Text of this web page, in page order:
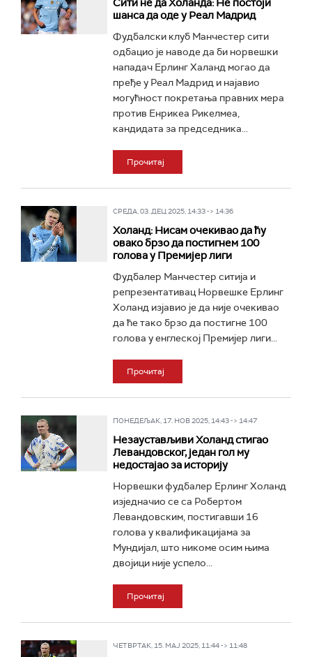
Сити не да Холанда: Не постоји
шанса да оде у Реал Мадрид
Фудбалски клуб Манчестер сити
одбацио је наводе да би норвешки
нападач Ерлинг Халанд могао да
пређе у Реал Мадрид и најавио
могућност покретања правних мера
против Енрикеа Рикелмеа,
кандидата за председника...
Прочитај
СРЕДА, 03. ДЕЦ 2025, 14:33 -> 14:36
Холанд: Нисам очекивао да ћу
овако брзо да постигнем 100
голова у Премијер лиги
Фудбалер Манчестер ситија и
репрезентативац Норвешке Ерлинг
Холанд изјавио је да није очекивао
да ће тако брзо да постигне 100
голова у енглеској Премијер лиги...
Прочитај
ПОНЕДЕЉАК, 17. НОВ 2025, 14:43 -> 14:47
Незаустављиви Холанд стигао
Левандовског, један гол му
недостајао за историју
Норвешки фудбалер Ерлинг Холанд
изједначио се са Робертом
Левандовским, постигавши 16
голова у квалификацијама за
Мундијал, што никоме осим њима
двојици није успело...
Прочитај
ЧЕТВРТАК, 15. МАЈ 2025, 11:44 -> 11:48